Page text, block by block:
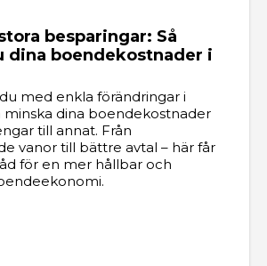
besparingar: Så
dina boendekostnader i
med enkla förändringar i
minska dina boendekostnader
till annat. Från
vanor till bättre avtal – här får
för en mer hållbar och